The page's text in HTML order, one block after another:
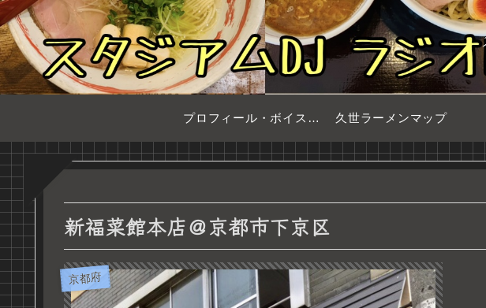
プロフィール・ボイスサンプル 久世ラーメンマップ
新福菜館本店＠京都市下京区
京都府